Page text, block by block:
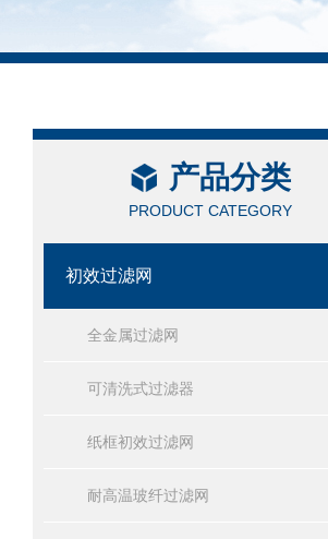
产品分类
PRODUCT CATEGORY
初效过滤网
全金属过滤网
可清洗式过滤器
纸框初效过滤网
耐高温玻纤过滤网